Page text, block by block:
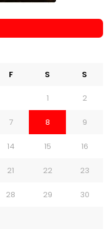
F S S
1 2
7 8 9
14 15 16
21 22 23
28 29 30